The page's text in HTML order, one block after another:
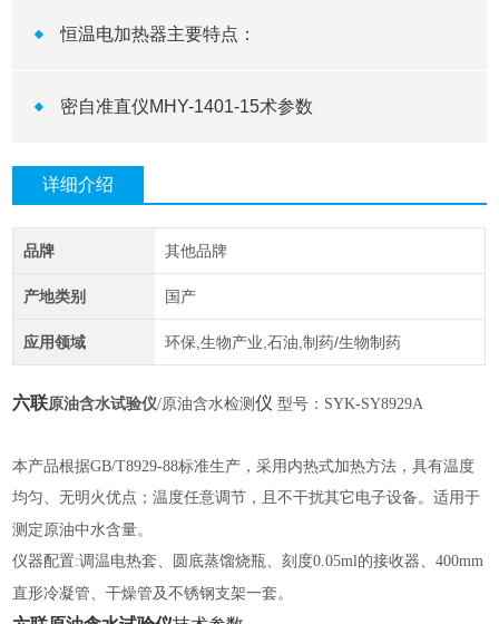
恒温电加热器​主要特点：
​密自准直仪MHY-1401-15术参数
详细介绍
品牌 其他品牌
产地类别 国产
应用领域 环保,生物产业,石油,制药/生物制药
六联原油含水试验仪/原油含水检测仪 型号： SYK-SY8929A
本产品根据GB/T8929-88标准生产，采用内热式加热方法，具有温度
均匀、无明火优点；温度任意调节，且不干扰其它电子设备。适用于
测定原油中水含量。
仪器配置:调温电热套、圆底蒸馏烧瓶、刻度0.05ml的接收器、400mm
直形冷凝管、干燥管及不锈钢支架一套。